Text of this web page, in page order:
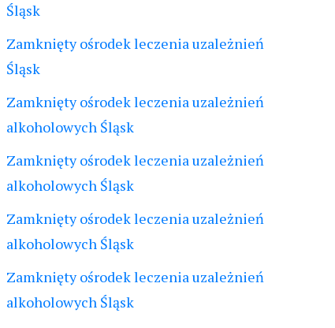
Śląsk
Zamknięty ośrodek leczenia uzależnień
Śląsk
Zamknięty ośrodek leczenia uzależnień
alkoholowych Śląsk
Zamknięty ośrodek leczenia uzależnień
alkoholowych Śląsk
Zamknięty ośrodek leczenia uzależnień
alkoholowych Śląsk
Zamknięty ośrodek leczenia uzależnień
alkoholowych Śląsk